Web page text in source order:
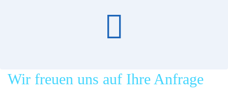
Wir freuen uns auf Ihre Anfrage